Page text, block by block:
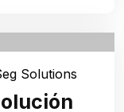
Solutions